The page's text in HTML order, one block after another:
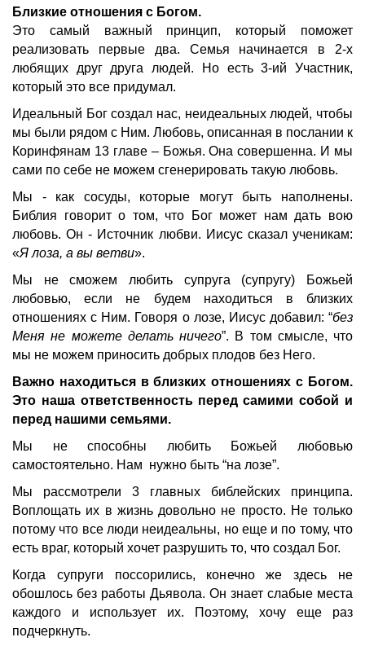
Близкие отношения с Богом.
Это самый важный принцип, который поможет
реализовать первые два. Семья начинается в 2-х
любящих друг друга людей. Но есть 3-ий Участник,
который это все придумал.
Идеальный Бог создал нас, неидеальных людей, чтобы
мы были рядом с Ним. Любовь, описанная в послании к
Коринфянам 13 главе – Божья. Она совершенна. И мы
сами по себе не можем сгенерировать такую любовь.
Мы - как сосуды, которые могут быть наполнены.
Библия говорит о том, что Бог может нам дать вою
любовь. Он - Источник любви. Иисус сказал ученикам:
«Я лоза, а вы ветви».
Мы не сможем любить супруга (супругу) Божьей
любовью, если не будем находиться в близких
отношениях с Ним. Говоря о лозе, Иисус добавил: “без
Меня не можете делать ничего”. В том смысле, что
мы не можем приносить добрых плодов без Него.
Важно находиться в близких отношениях с Богом.
Это наша ответственность перед самими собой и
перед нашими семьями.
Мы не способны любить Божьей любовью
самостоятельно. Нам нужно быть “на лозе”.
Мы рассмотрели 3 главных библейских принципа.
Воплощать их в жизнь довольно не просто. Не только
потому что все люди неидеальны, но еще и по тому, что
есть враг, который хочет разрушить то, что создал Бог.
Когда супруги поссорились, конечно же здесь не
обошлось без работы Дьявола. Он знает слабые места
каждого и использует их. Поэтому, хочу еще раз
подчеркнуть.